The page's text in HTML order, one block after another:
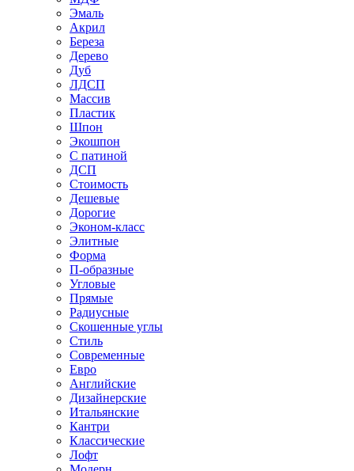
Эмаль
Акрил
Береза
Дерево
Дуб
ЛДСП
Массив
Пластик
Шпон
Экошпон
С патиной
ДСП
Стоимость
Дешевые
Дорогие
Эконом-класс
Элитные
Форма
П-образные
Угловые
Прямые
Радиусные
Скошенные углы
Стиль
Современные
Евро
Английские
Дизайнерские
Итальянские
Кантри
Классические
Лофт